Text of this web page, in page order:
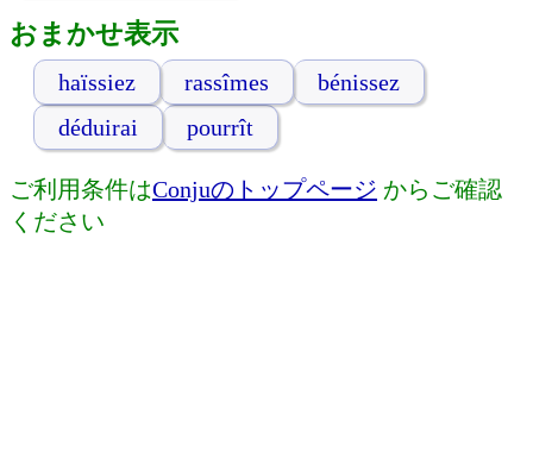
おまかせ表示
haïssiez rassîmes
bénissez
déduirai
pourrît
ご利用条件はConjuのトップページ からご確認
ください